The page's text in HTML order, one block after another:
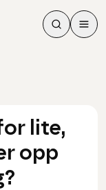
Søk
Søk
Meny
lite,
opp